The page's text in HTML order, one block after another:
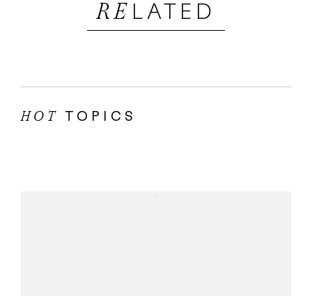
RE LATED
HOT TOPICS